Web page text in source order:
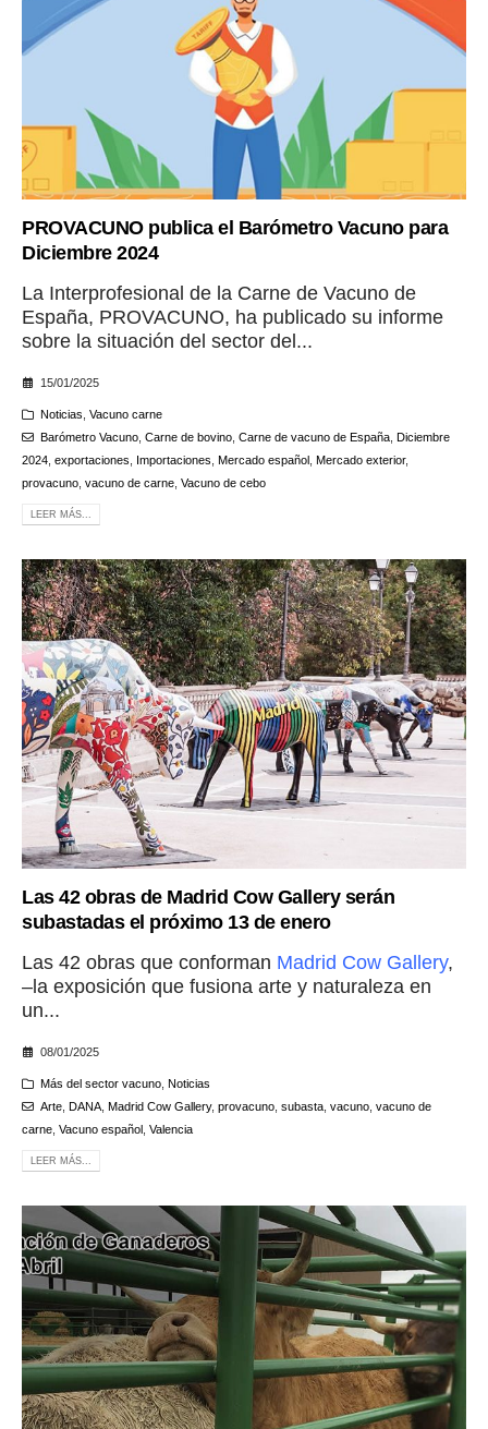
PROVACUNO publica el Barómetro Vacuno para
Diciembre 2024
La Interprofesional de la Carne de Vacuno de
España, PROVACUNO, ha publicado su informe
sobre la situación del sector del...
15/01/2025
Noticias Vacuno carne
Barómetro Vacuno, Carne de bovino, Carne de vacuno de España, Diciembre
2024 exportaciones Importaciones Mercado español Mercado exterior,
provacuno vacuno de carne Vacuno de cebo
LEER MÁS...
Las 42 obras de Madrid Cow Gallery serán
subastadas el próximo 13 de enero
Las 42 obras que conforman Madrid Cow Gallery,
–la exposición que fusiona arte y naturaleza en
un...
08/01/2025
Más del sector vacuno, Noticias
Arte, DANA, Madrid Cow Gallery, provacuno, subasta, vacuno, vacuno de
carne Vacuno español Valencia
LEER MÁS...